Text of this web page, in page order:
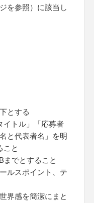
を参照）に該当し
とする
トル」「応募者
と代表者名」を明
こと
でとすること
ルスポイント、テ
界感を簡潔にまと